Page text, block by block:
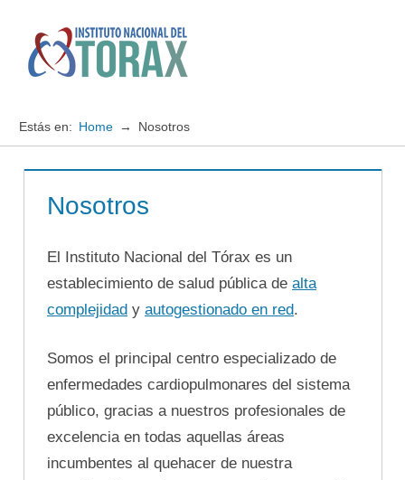
contenido
Instituto
del
Estás en: Home Nosotros
Nosotros
El Instituto Nacional del Tórax es un
establecimiento de salud pública de alta
complejidad y autogestionado en red.
Somos el principal centro especializado de
enfermedades cardiopulmonares del sistema
público, gracias a nuestros profesionales de
excelencia en todas aquellas áreas
incumbentes al quehacer de nuestra